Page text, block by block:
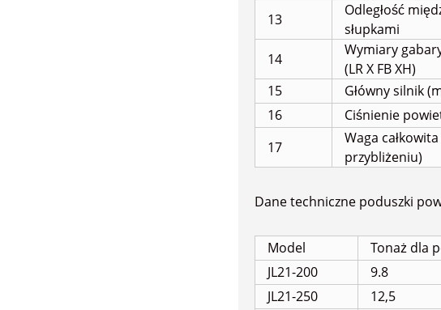
13
Odległość
słupkami
14
Wymiary
(LR X FB XH)
15
Główny silnik
16
Ciśnienie
17
Waga
przybliżeniu)
Dane techniczne poduszki
Model Tonaż dla
JL21-200
9.8
JL21-250
12,5